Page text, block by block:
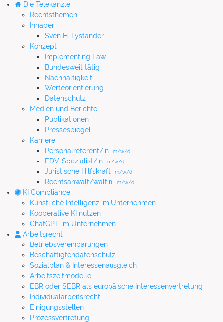
Die Telekanzlei
Rechtsthemen
Inhaber
Sven H. Lystander
Konzept
Implementing Law
Bundesweit tätig
Nachhaltigkeit
Werteorientierung
Datenschutz
Medien und Berichte
Publikationen
Pressespiegel
Karriere
Personalreferent/in
m/w/d
EDV-Spezialist/in m/w/d
Juristische Hilfskraft m/w/d
Rechtsanwalt/wältin m/w/d
KI Compliance
Künstliche Intelligenz im Unternehmen
Kooperative KI nutzen
ChatGPT im Unternehmen
Arbeitsrecht
Betriebsvereinbarungen
Beschäftigtendatenschutz
Sozialplan & Interessenausgleich
Arbeitszeitmodelle
EBR oder SEBR als europäische Interessenvertretung
Individualarbeitsrecht
Einigungsstellen
Prozessvertretung